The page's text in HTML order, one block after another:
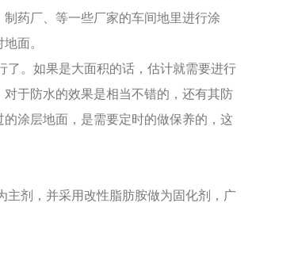
药厂、等一些厂家的车间地里进行涂
面。
。如果是大面积的话，估计就需要进行
于防水的效果是相当不错的，还有其防
涂层地面，是需要定时的做保养的，这
剂，并采用改性脂肪胺做为固化剂，广